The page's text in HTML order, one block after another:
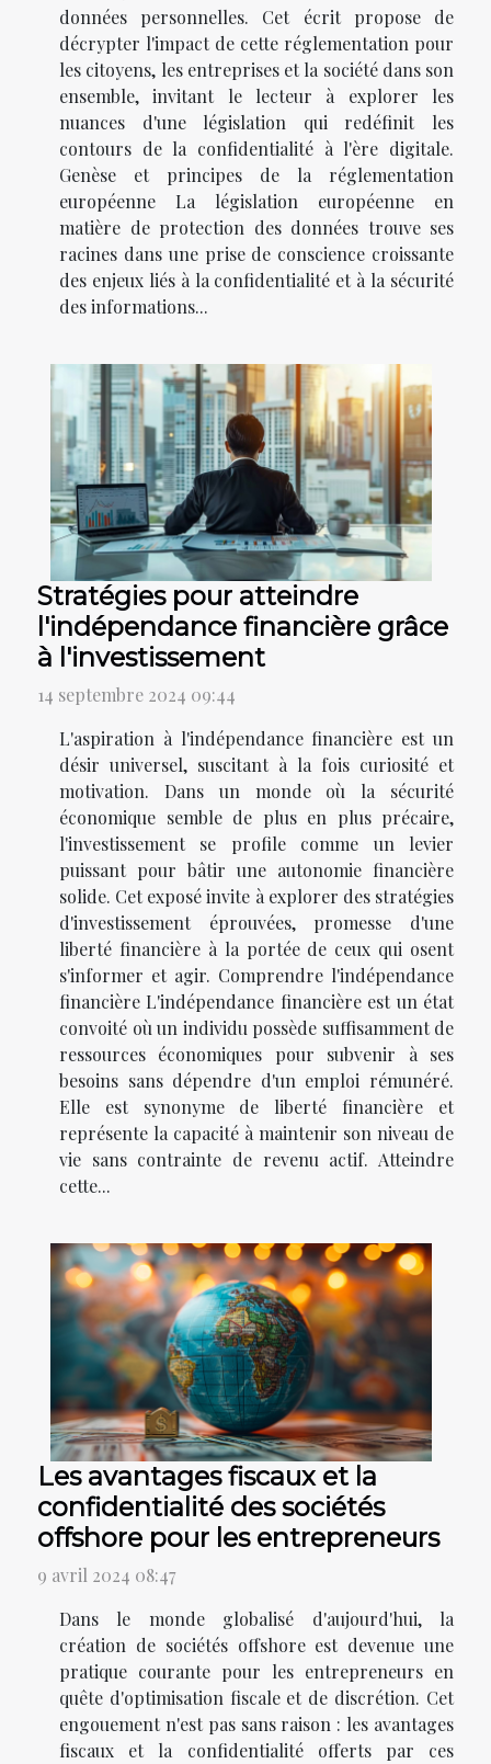
données personnelles. Cet écrit propose de
décrypter l'impact de cette réglementation pour
les citoyens, les entreprises et la société dans son
ensemble, invitant le lecteur à explorer les
nuances d'une législation qui redéfinit les
contours de la confidentialité à l'ère digitale.
Genèse et principes de la réglementation
européenne La législation européenne en
matière de protection des données trouve ses
racines dans une prise de conscience croissante
des enjeux liés à la confidentialité et à la sécurité
des informations...
Stratégies pour atteindre
l'indépendance financière grâce
à l'investissement
14 septembre 2024 09:44
L'aspiration à l'indépendance financière est un
désir universel, suscitant à la fois curiosité et
motivation. Dans un monde où la sécurité
économique semble de plus en plus précaire,
l'investissement se profile comme un levier
puissant pour bâtir une autonomie financière
solide. Cet exposé invite à explorer des stratégies
d'investissement éprouvées, promesse d'une
liberté financière à la portée de ceux qui osent
s'informer et agir. Comprendre l'indépendance
financière L'indépendance financière est un état
convoité où un individu possède suffisamment de
ressources économiques pour subvenir à ses
besoins sans dépendre d'un emploi rémunéré.
Elle est synonyme de liberté financière et
représente la capacité à maintenir son niveau de
vie sans contrainte de revenu actif. Atteindre
cette...
Les avantages fiscaux et la
confidentialité des sociétés
offshore pour les entrepreneurs
9 avril 2024 08:47
Dans le monde globalisé d'aujourd'hui, la
création de sociétés offshore est devenue une
pratique courante pour les entrepreneurs en
quête d'optimisation fiscale et de discrétion. Cet
engouement n'est pas sans raison : les avantages
fiscaux et la confidentialité offerts par ces